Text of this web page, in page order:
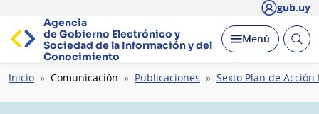
gub.uy
Agencia
de Gobierno Electrónico y
Sociedad de la Información y del
Conocimiento
Desplegar
Menú Abrir
Ruta
navegación
Inicio Comunicación Publicaciones Sexto Plan de